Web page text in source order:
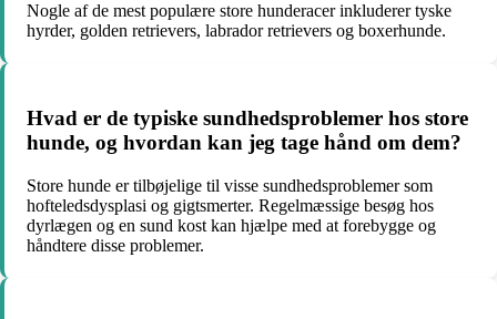
Nogle af de mest populære store hunderacer inkluderer tyske
hyrder, golden retrievers, labrador retrievers og boxerhunde.
Hvad er de typiske sundhedsproblemer hos store
hunde, og hvordan kan jeg tage hånd om dem?
Store hunde er tilbøjelige til visse sundhedsproblemer som
hofteledsdysplasi og gigtsmerter. Regelmæssige besøg hos
dyrlægen og en sund kost kan hjælpe med at forebygge og
håndtere disse problemer.